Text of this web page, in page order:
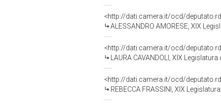
<http://dati.camera.it/ocd/
ALESSANDRO AMORESE, XIX
<http://dati.camera.it/ocd/
LAURA CAVANDOLI, XIX
<http://dati.camera.it/ocd/
REBECCA FRASSINI, XIX